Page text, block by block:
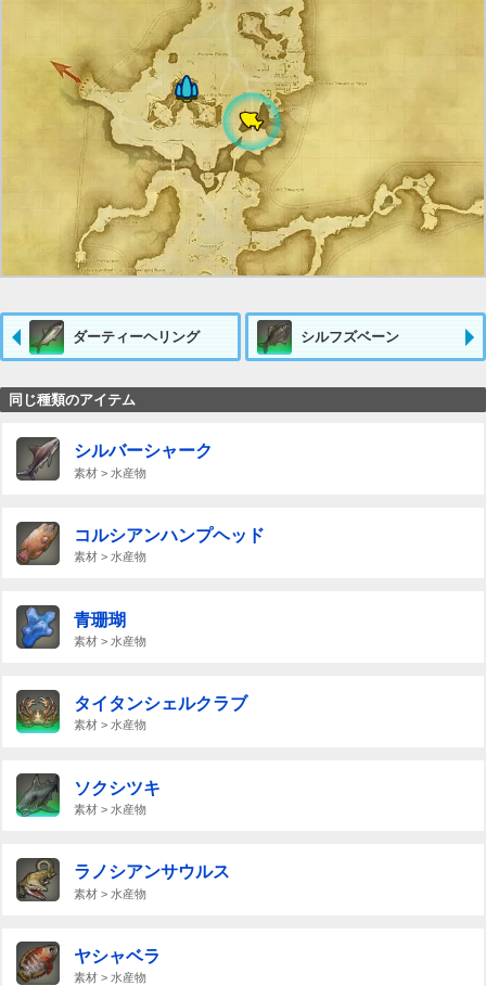
ダーティーヘリング シルフズベーン
同じ種類のアイテム
シルバーシャーク
素材 > 水産物
コルシアンハンプヘッド
素材 > 水産物
青珊瑚
素材 > 水産物
タイタンシェルクラブ
素材 > 水産物
ソクシツキ
素材 > 水産物
ラノシアンサウルス
素材 > 水産物
ヤシャベラ
素材 > 水産物